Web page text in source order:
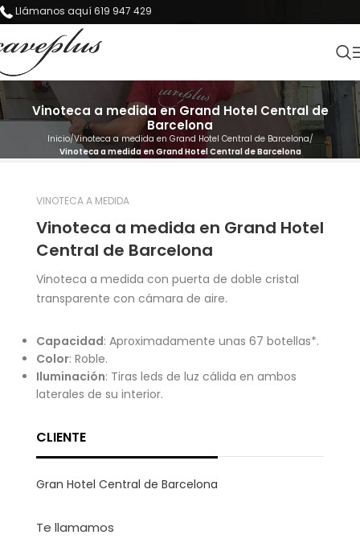
Llámanos aquí 619 947 429
Vinoteca a medida en Grand Hotel Central de
Barcelona
Inicio Vinoteca a medida en Grand Hotel Central de Barcelona
Vinoteca a medida en Grand Hotel Central de Barcelona
VINOTECA A MEDIDA
Vinoteca a medida en Grand Hotel
Central de Barcelona
Vinoteca a medida con puerta de doble cristal
transparente con cámara de aire.
Capacidad: Aproximadamente unas 67 botellas*.
Color: Roble.
Iluminación: Tiras leds de luz cálida en ambos
laterales de su interior.
CLIENTE
Gran Hotel Central de Barcelona
Te llamamos